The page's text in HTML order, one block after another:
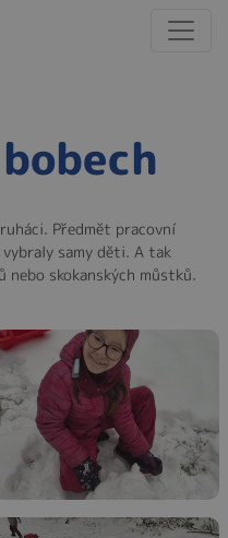
Předmět pracovní
samy děti. A tak
nebo skokanských můstků.